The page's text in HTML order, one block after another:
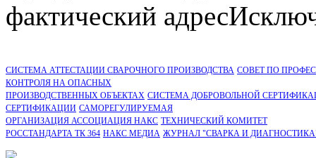
фактический адрес
СИСТЕМА АТТЕСТАЦИИ СВАРОЧНОГО ПРОИЗВОДСТВА СОВЕТ ПО
КОНТРОЛЯ НА ОПАСНЫХ
ПРОИЗВОДСТВЕННЫХ ОБЪЕКТАХ СИСТЕМА ДОБРОВОЛЬНОЙ
CЕРТИФИКАЦИИ САМОРЕГУЛИРУЕМАЯ
ОРГАНИЗАЦИЯ АССОЦИАЦИЯ НАКС ТЕХНИЧЕСКИЙ КОМИТЕТ
РОССТАНДАРТА ТК 364 НАКС МЕДИА ЖУРНАЛ "СВАРКА И